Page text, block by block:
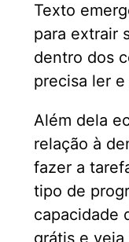
Texto
para extrair
dentro dos
precisa ler e
Além dela
relação à
fazer a
tipo de
capacidade
grátis e